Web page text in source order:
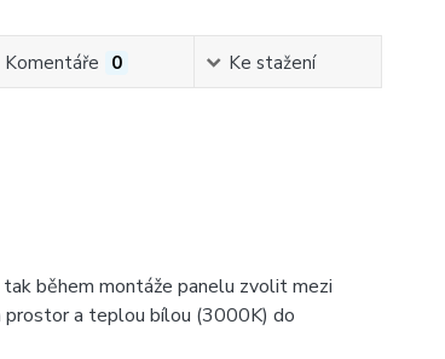
Komentáře 0 Ke stažení
během montáže panelu zvolit mezi
prostor a teplou bílou (3000K) do